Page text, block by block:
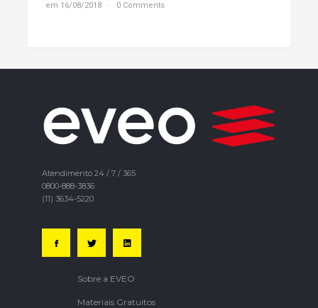
em 16/08/2018
0 Comments
Atendimento 24 / 7 / 365
0800-888-3836
(11) 3634-5220
Sobre a EVEO
Materiais Gratuitos